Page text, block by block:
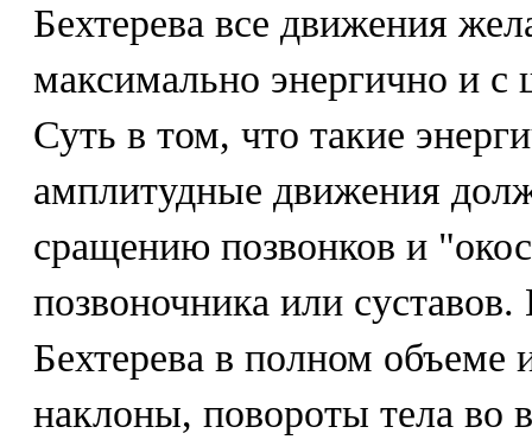
Бехтерева все движения
максимально энергично и
Суть в том, что такие
амплитудные движения
сращению позвонков и
позвоночника или
Бехтерева в полном объеме
наклоны, повороты тела во